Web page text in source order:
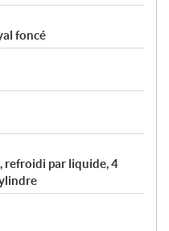
foncé
refroidi par liquide, 4